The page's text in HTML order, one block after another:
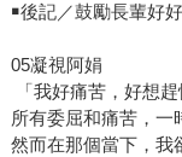
￭後記／鼓勵長輩好
05凝視阿娟
「我好痛苦，好想
所有委屈和痛苦，一
然而在那個當下，我